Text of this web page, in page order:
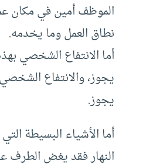
الموظف أمين في مكان
نطاق العمل وما يخدمه.
أما الانتفاع الشخصي
يجوز، والانتفاع
يجوز.
أما الأشياء البسيطة
النهار فقد يغض الطرف